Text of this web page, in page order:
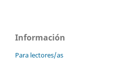
Información
Para lectores/as